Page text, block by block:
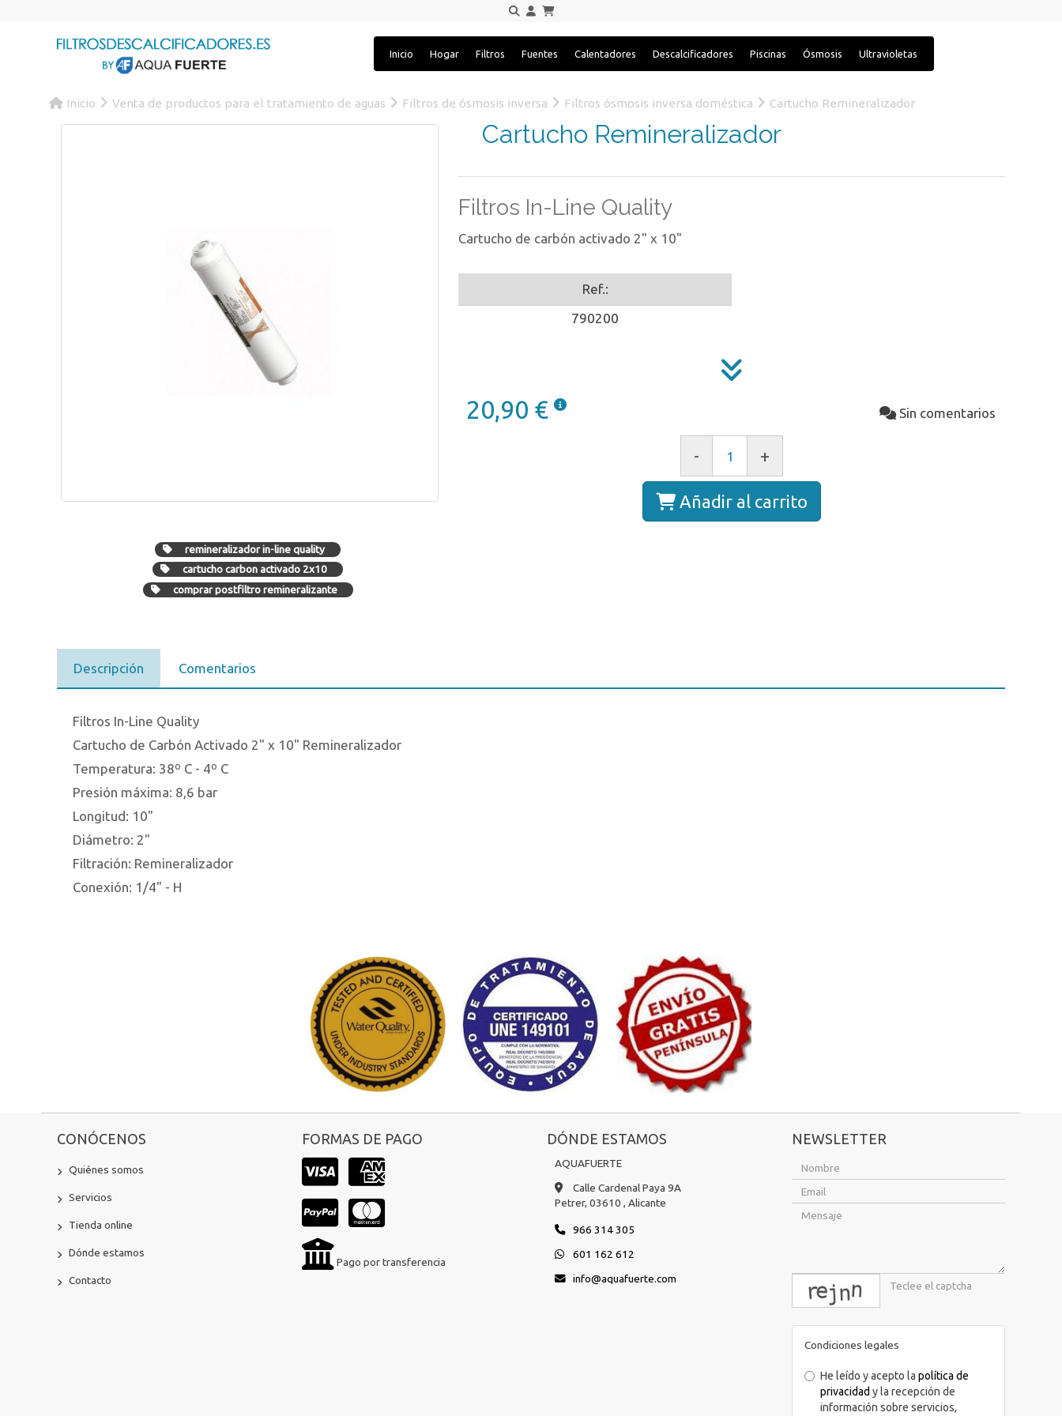
Inicio Hogar Filtros Fuentes Calentadores Descalcificadores Piscinas Ósmosis Ultravioletas
Inicio Venta de productos para el tratamiento de aguas Filtros de ósmosis inversa Filtros ósmosis inversa doméstica Cartucho Remineralizador
remineralizador in-line quality
cartucho carbon activado 2x10
comprar postfiltro remineralizante
Cartucho Remineralizador
Filtros In-Line Quality
Cartucho de carbón activado 2" x 10"
Ref.:
790200
20,90 € Sin comentarios
- +
Añadir al carrito
Descripción Comentarios
Filtros In-Line Quality
Cartucho de Carbón Activado 2" x 10" Remineralizador
Temperatura: 38º C - 4º C
Presión máxima: 8,6 bar
Longitud: 10"
Diámetro: 2"
Filtración: Remineralizador
Conexión: 1/4" - H
CONÓCENOS
Quiénes somos
Servicios
Tienda online
Dónde estamos
Contacto
FORMAS DE PAGO
Pago por transferencia
DÓNDE ESTAMOS
AQUAFUERTE
Calle Cardenal Paya 9A
Petrer, 03610 , Alicante
966 314 305
601 162 612
info
aquafuerte.com
NEWSLETTER
captcha
Condiciones legales
He leído y acepto la política de
privacidad y la recepción de
información sobre servicios,